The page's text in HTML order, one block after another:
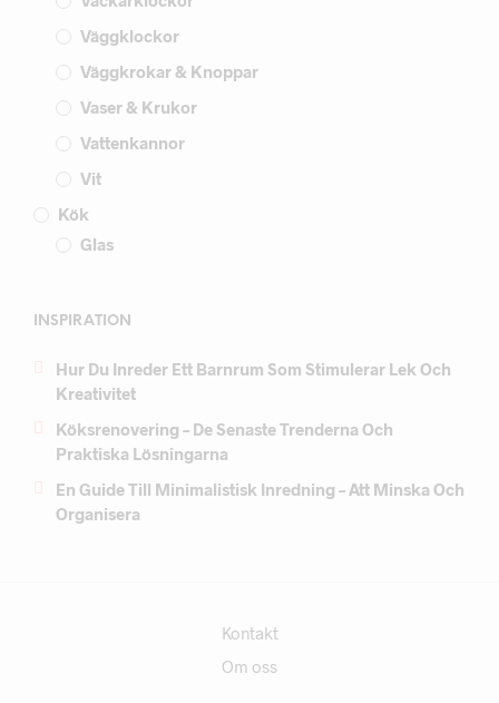
Väggklockor
Väggkrokar & Knoppar
Vaser & Krukor
Vattenkannor
Vit
Kök
Glas
INSPIRATION
Hur Du Inreder Ett Barnrum Som Stimulerar Lek Och
Kreativitet
Köksrenovering – De Senaste Trenderna Och
Praktiska Lösningarna
En Guide Till Minimalistisk Inredning – Att Minska Och
Organisera
Kontakt
Om oss